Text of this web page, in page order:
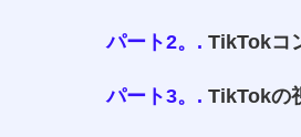
パート2。. TikTokコ
パート3。. TikTokの